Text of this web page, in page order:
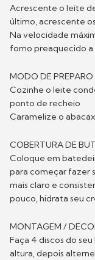
Acrescente o leite
último, acrescente
Na velocidade
forno preaquecido a
MODO DE PREPARO
Cozinhe o leite
ponto de recheio
Caramelize o
COBERTURA DE
Coloque em
para começar fazer
mais claro e
pouco, hidrata seu
MONTAGEM /
Faça 4 discos do
altura, depois